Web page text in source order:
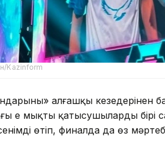
Kazinform
алғашқы кезеңдерінен
ең мықты қатысушылардың бірі
өтіп, финалда да өз